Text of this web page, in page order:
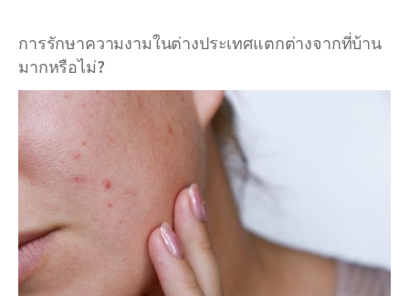
การรักษาความงามในต่างประเทศแตกต่างจากที่บ้าน
มากหรือไม่?